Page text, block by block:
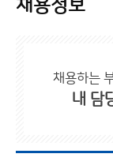
채용정보
채용하는
내 담